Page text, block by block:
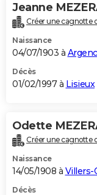
Jeanne
Créer une cagnotte
Naissance
04/07/1903 à
Décès
01/02/1997 à Lisieux
Odette
Créer une cagnotte
Naissance
14/05/1908 à Villers-
Décès